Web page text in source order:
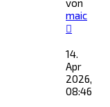
von
maic
Beitrag
14.
Apr
2026,
08:46